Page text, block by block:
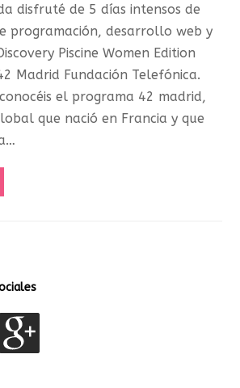
disfruté de 5 días intensos de
programación, desarrollo web y
Piscine Women Edition
Madrid Fundación Telefónica.
el programa 42 madrid,
que nació en Francia y que